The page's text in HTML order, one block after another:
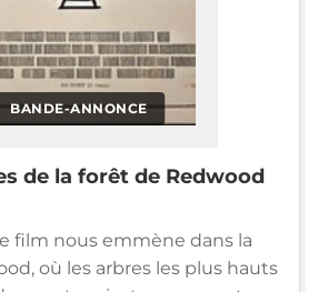
BANDE-ANNONCE
de la forêt de Redwood
film nous emmène dans la
où les arbres les plus hauts